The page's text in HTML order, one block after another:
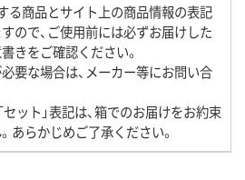
る商品とサイト上の商品情報の表記
ので、ご使用前には必ずお届けした
きをご確認ください。
要な場合は、メーカー等にお問い合
セット」表記は、箱でのお届けをお約束
あらかじめご了承ください。